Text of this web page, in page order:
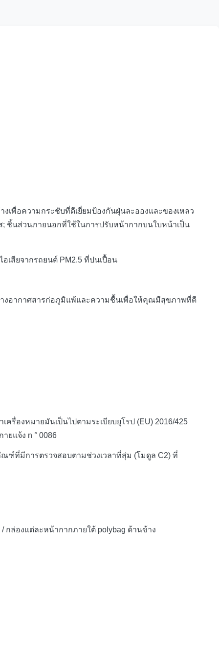
พื่อความกระชับที่ดีเยี่ยมป้องกันฝุ่นละอองและของเหลว
; ชิ้นส่วนภายนอกที่ใช้ในการปรับหน้ากากบนใบหน้าเป็น
เสียจากรถยนต์ PM2.5 ที่ปนเปื้อน
างอากาศสารก่อภูมิแพ้และความชื้นเพื่อให้คุณมีสุขภาพที่ดี
ครื่องหมายมันเป็นไปตามระเบียบยุโรป (EU) 2016/425
ยแจ้ง n ° 0086
ที่มีการตรวจสอบตามช่วงเวลาที่สุ่ม (โมดูล C2) ที่
ล่องแต่ละหน้ากากภายใต้ polybag ด้านข้าง